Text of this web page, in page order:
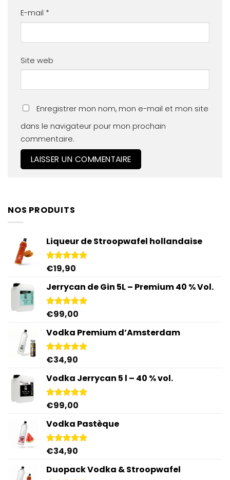
E-mail *
Site web
Enregistrer mon nom, mon e-mail et mon site
dans le navigateur pour mon prochain
commentaire.
NOS PRODUITS
Liqueur de Stroopwafel hollandaise
Note4.87
€19,90
Jerrycan de Gin 5L – Premium 40 % Vol.
Note 5.00
€99,00
Vodka Premium d’Amsterdam
Note 4.92
€34,90
Vodka Jerrycan 5 l – 40 % vol.
Note 4.96
€99,00
Vodka Pastèque
Note 4.92
€34,90
Duopack Vodka & Stroopwafel